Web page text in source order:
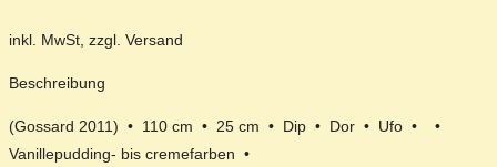
inkl. MwSt, zzgl. Versand
Beschreibung
(Gossard 2011) • 110 cm • 25 cm • Dip • Dor • Ufo • •
Vanillepudding- bis cremefarben •